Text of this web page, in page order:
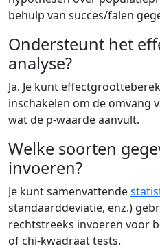
behulp van succes/falen
Ondersteunt het
analyse?
Ja. Je kunt
inschakelen om de omvang
wat de p-waarde aanvult.
Welke soorten
invoeren?
Je kunt samenvattende
standaarddeviatie, enz.)
rechtstreeks invoeren voor
of chi-kwadraat tests.